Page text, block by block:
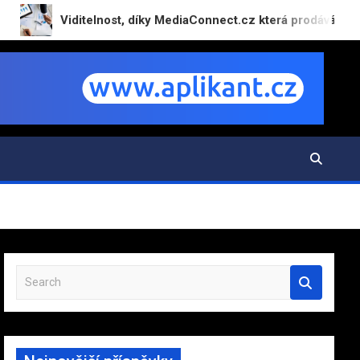
Viditelnost, díky MediaConnect.cz která prodává: Jak chytrá
a
r